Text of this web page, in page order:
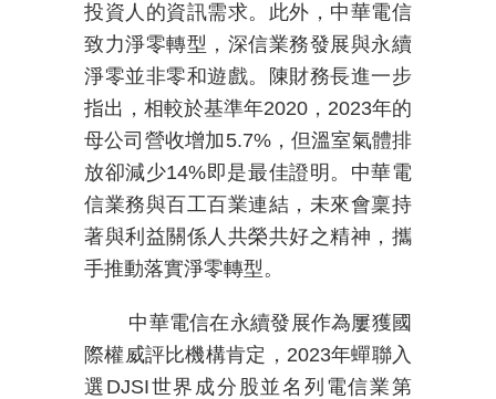
投資人的資訊需求。此外，中華電信
致力淨零轉型，深信業務發展與永續
淨零並非零和遊戲。陳財務長進一步
指出，相較於基準年2020 ， 2023年的
母公司營收增加 5.7%，但溫室氣體排
放卻減少14%即是最佳證明。中華電
信業務與百工百業連結，未來會稟持
著與利益關係人共榮共好之精神，攜
手推動落實淨零轉型。
中華電信在永續發展作為屢獲國
際權威評比機構肯定， 2023年蟬聯入
選 DJSI世界成分股並名列電信業第